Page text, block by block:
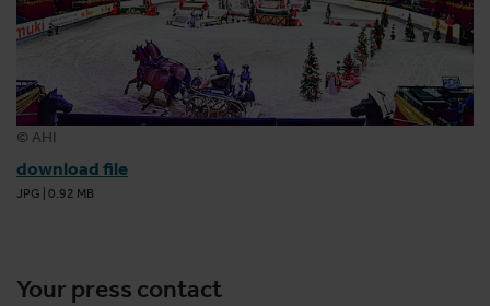
© AHI
download file
JPG 0.92 MB
Your press contact